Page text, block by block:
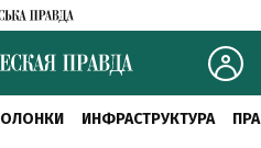
ИНФРАСТРУКТУРА